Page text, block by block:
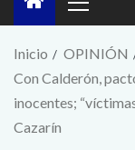
Inicio
OPINIÓN
Con Calderón,
inocentes;
Cazarín